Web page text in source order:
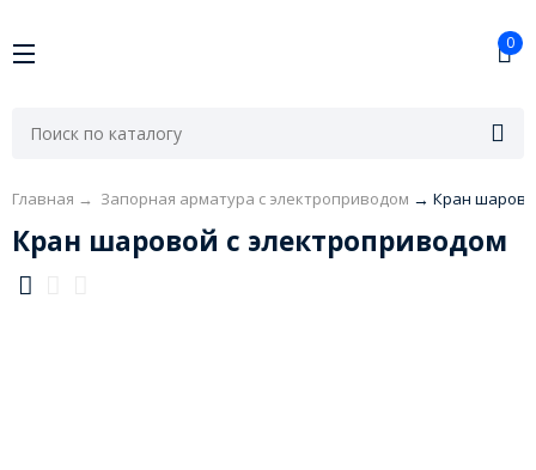
0
Главная → Запорная арматура с электроприводом → Кран
Кран шаровой с электроприводом